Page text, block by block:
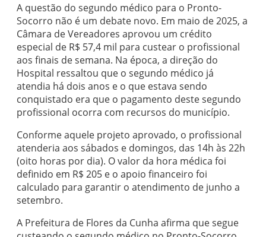
A questão do segundo médico para o Pronto-
Socorro não é um debate novo. Em maio de 2025, a
Câmara de Vereadores aprovou um crédito
especial de R$ 57,4 mil para custear o profissional
aos finais de semana. Na época, a direção do
Hospital ressaltou que o segundo médico já
atendia há dois anos e o que estava sendo
conquistado era que o pagamento deste segundo
profissional ocorra com recursos do município.
Conforme aquele projeto aprovado, o profissional
atenderia aos sábados e domingos, das 14h às 22h
(oito horas por dia). O valor da hora médica foi
definido em R$ 205 e o apoio financeiro foi
calculado para garantir o atendimento de junho a
setembro.
A Prefeitura de Flores da Cunha afirma que segue